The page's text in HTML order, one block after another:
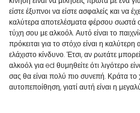
είστε έξυπνοι να είστε ασφαλείς και να
καλύτερα αποτελέσματα φέρσου σωστά
τύχη σου με αλκοόλ. Αυτό είναι το
πρόκειται για το στόχο είναι η
ελάχιστο κίνδυνο. Έτσι, αν ρωτάτε
αλκοόλ για ed θυμηθείτε ότι λιγότερο
σας θα είναι πολύ πιο συνεπή. Κράτα
αυτοπεποίθηση, γιατί αυτή είναι η